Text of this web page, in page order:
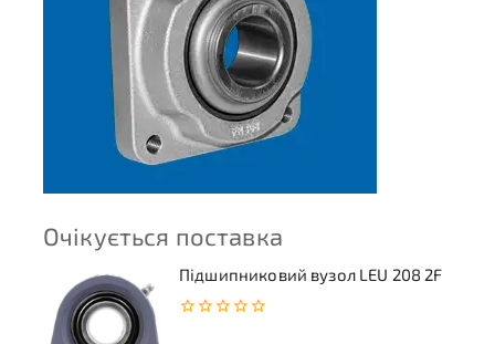
Очікується поставка
Підшипниковий вузол LEU 208 2F